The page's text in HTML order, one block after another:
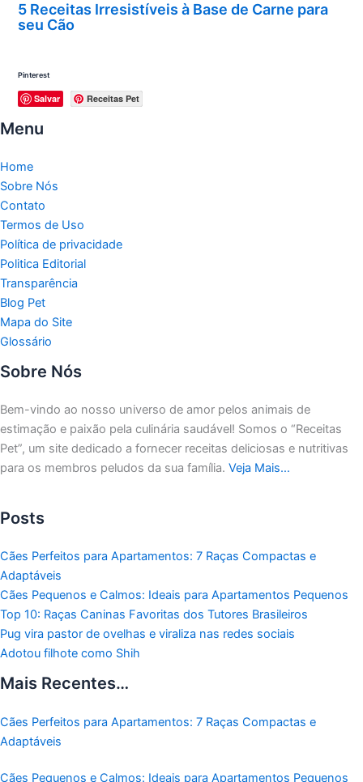
5 Receitas Irresistíveis à Base de Carne para
seu Cão
Pinterest
Salvar Receitas Pet
Menu
Home
Sobre Nós
Contato
Termos de Uso
Política de privacidade
Politica Editorial
Transparência
Blog Pet
Mapa do Site
Glossário
Sobre Nós
Bem-vindo ao nosso universo de amor pelos animais de
estimação e paixão pela culinária saudável! Somos o “Receitas
Pet”, um site dedicado a fornecer receitas deliciosas e nutritivas
para os membros peludos da sua família. Veja Mais…
Posts
Cães Perfeitos para Apartamentos: 7 Raças Compactas e
Adaptáveis
Cães Pequenos e Calmos: Ideais para Apartamentos Pequenos
Top 10: Raças Caninas Favoritas dos Tutores Brasileiros
Pug vira pastor de ovelhas e viraliza nas redes sociais
Adotou filhote como Shih
Mais Recentes…
Cães Perfeitos para Apartamentos: 7 Raças Compactas e
Adaptáveis
Cães Pequenos e Calmos: Ideais para Apartamentos Pequenos